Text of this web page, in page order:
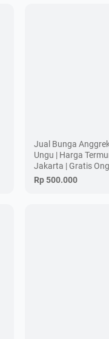
Jual Bunga
Ungu | Harga
Jakarta | Gratis
Rp 500.000